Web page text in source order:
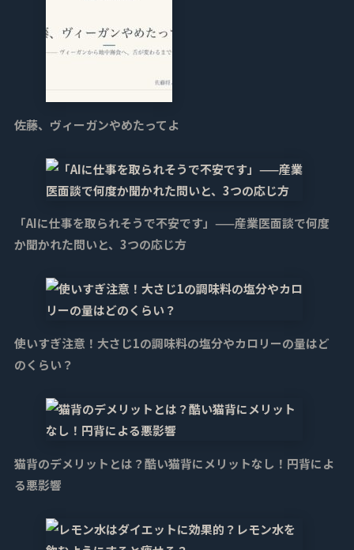
佐藤、ヴィーガンやめたってよ
「AIに仕事を取られそうで不安です」——産業医面談で何度
か聞かれた問いと、3つの応じ方
使いすぎ注意！大さじ1の調味料の塩分やカロリーの量はど
のくらい？
猫背のデメリットとは？酷い猫背にメリットなし！円背によ
る悪影響